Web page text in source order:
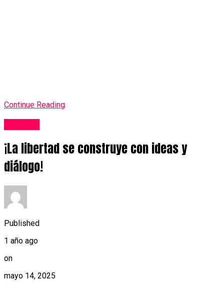
Continue Reading
¡La libertad se construye con ideas y
diálogo!
Published
1 año ago
on
mayo 14, 2025